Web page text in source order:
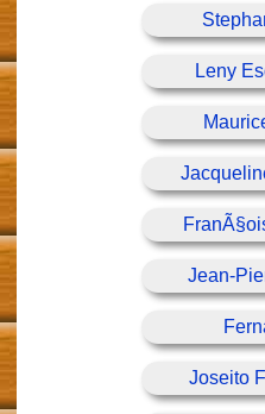
Leny
Jean-
Joseito